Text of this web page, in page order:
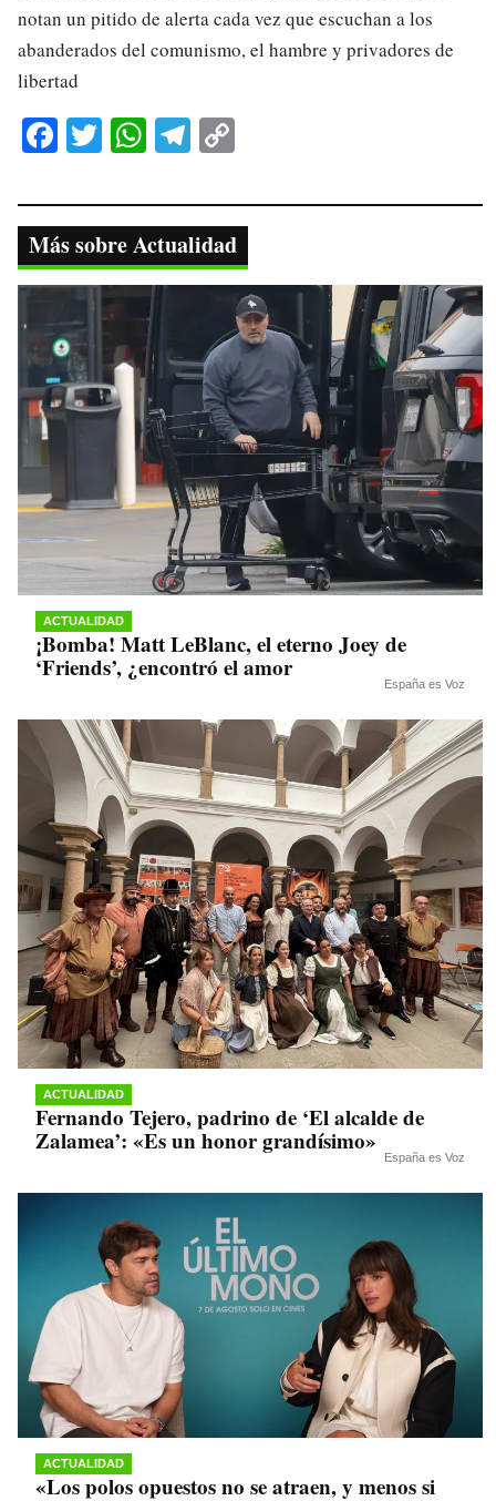
notan un pitido de alerta cada vez que escuchan a los
abanderados del comunismo, el hambre y privadores de
libertad
Fa
bo
ok
T
tte
r
W
ts
A
pp
Te
gr
a
m
y
Li
nk
Más sobre Actualidad
ACTUALIDAD
¡Bomba! Matt LeBlanc, el eterno Joey de
‘Friends’, ¿encontró el amor
España es Voz
ACTUALIDAD
Fernando Tejero, padrino de ‘El alcalde de
Zalamea’: «Es un honor grandísimo»
España es Voz
ACTUALIDAD
«Los polos opuestos no se atraen, y menos si